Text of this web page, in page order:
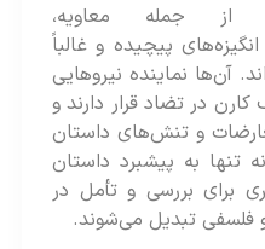
جمله معاویه،
پیچیده و غالباً
نماینده نیروهایی
تضاد قرار دارند و
و تنش‌های داستان
به پیشبرد داستان
بررسی و تأمل در
تبدیل می‌شوند​​.